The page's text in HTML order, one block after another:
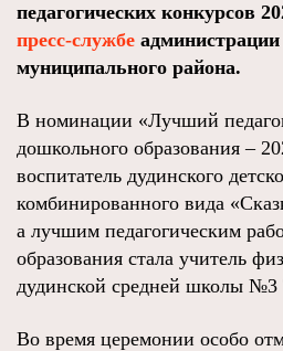
педагогических конкурсов
пресс-службе
муниципального района.
В номинации «Лучший
дошкольного образования –
воспитатель дудинского
комбинированного вида
а лучшим педагогическим
образования стала учитель
дудинской средней школы №3
Во время церемонии особо